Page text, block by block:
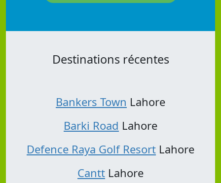
Destinations récentes
Bankers Town Lahore
Barki Road Lahore
Defence Raya Golf Resort Lahore
Cantt Lahore